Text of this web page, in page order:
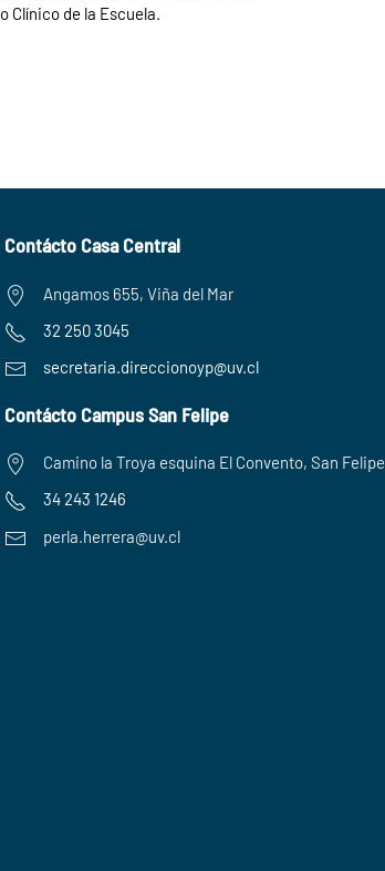
Clínico de la Escuela.
Contácto Casa Central
Angamos 655, Viña del Mar
32 250 3045
secretaria.direccionoyp@uv.cl
Contácto Campus San Felipe
Camino la Troya esquina El Convento, San Felipe
34 243 1246
perla.herrera@uv.cl